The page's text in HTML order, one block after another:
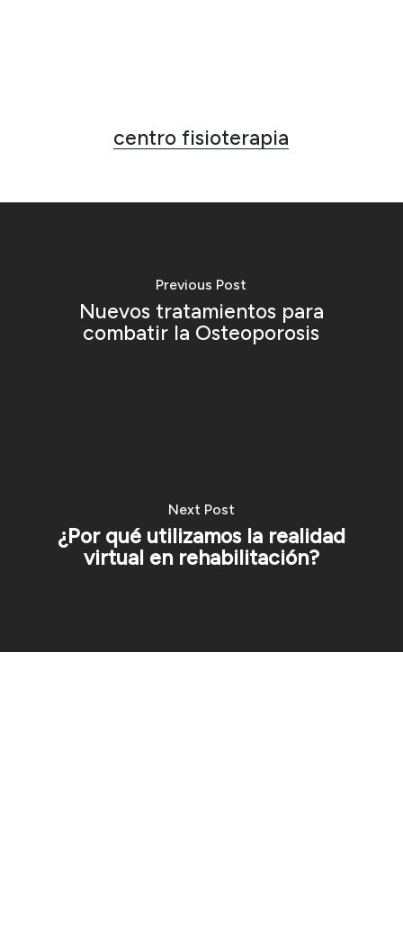
centro fisioterapia
Previous Post
Nuevos tratamientos para
combatir la Osteoporosis
Next Post
¿Por qué utilizamos la realidad
virtual en rehabilitación?